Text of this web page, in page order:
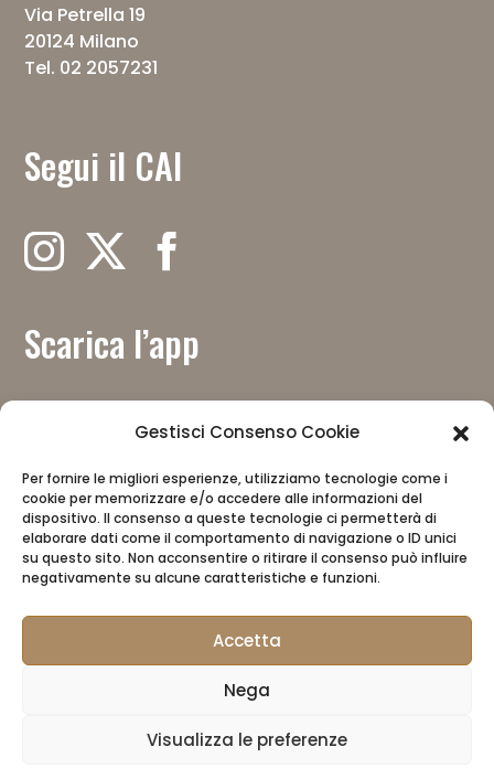
Gestisci Consenso Cookie
Per fornire le migliori esperienze, utilizziamo tecnologie come i
cookie per memorizzare e/o accedere alle informazioni del
dispositivo. Il consenso a queste tecnologie ci permetterà di
elaborare dati come il comportamento di navigazione o ID unici
su questo sito. Non acconsentire o ritirare il consenso può influire
negativamente su alcune caratteristiche e funzioni.
Accetta
Nega
Visualizza le preferenze
Via Petrella 19
20124 Milano
Tel. 02 2057231
Segui il CAI
Scarica l’app
Con il contributo del
Privacy Policy
Area riservata rifugista